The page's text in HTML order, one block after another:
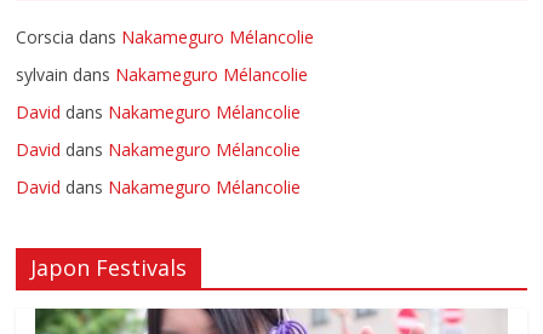
Corscia dans Nakameguro Mélancolie
sylvain dans Nakameguro Mélancolie
David dans Nakameguro Mélancolie
David dans Nakameguro Mélancolie
David dans Nakameguro Mélancolie
Japon Festivals